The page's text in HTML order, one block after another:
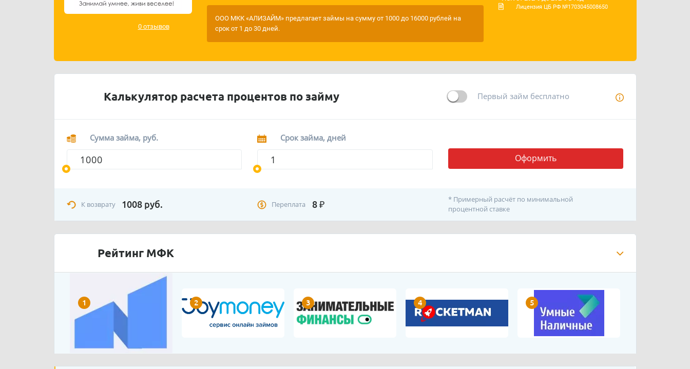
0 отзывов
ООО МКК «АЛИЗАЙМ» предлагает займы на сумму от 1000 до 16000 рублей на
срок от 1 до 30 дней.
Лицензия ЦБ РФ №1703045008650
Калькулятор расчета процентов по займу Первый займ бесплатно
Сумма займа, руб. Срок займа, дней
Оформить
К возврату 1008 руб. Переплата 8₽
* Примерный расчёт по минимальной
процентной ставке
Рейтинг МФК
1 2 3 4 5